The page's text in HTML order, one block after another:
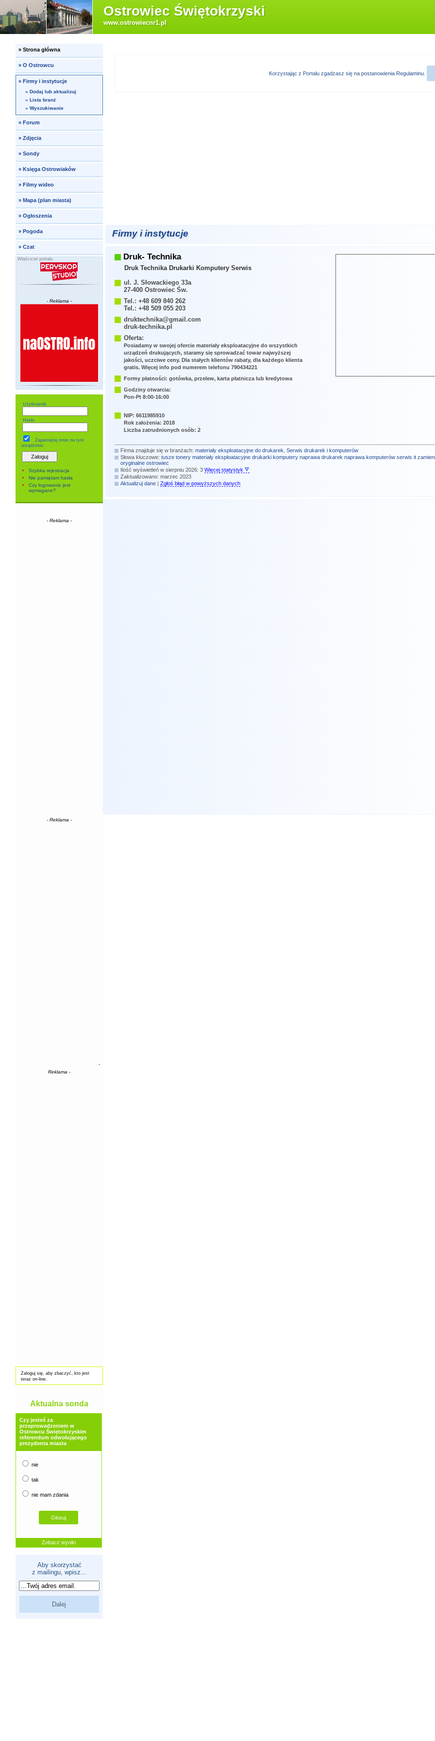
Ostrowiec Świętokrzyski
www.ostrowiecnr1.pl
» Strona główna
» O Ostrowcu
»Firmy i instytucje
» Dodaj lub aktualizuj
» Lista branż
» Wyszukiwanie
» Forum
» Zdjęcia
» Sondy
» Księga Ostrowiaków
» Filmy wideo
» Mapa (plan miasta)
» Ogłoszenia
» Pogoda
» Czat
Właściciel portalu
- Reklama -
Użytkownik
Hasło
Zapamiętaj mniena tym
urządzeniu
Szybka rejestracja
Nie pamiętam hasła
Czy logowanie jest
wymagane?
- Reklama -
- Reklama -
-
Reklama -
Zaloguj się, aby zbaczyć, kto jest
teraz on-line.
Aktualna sonda
Czy jesteś za
przeprowadzeniem w
Ostrowcu Świętokrzyskim
referendum odwołującego
prezydenta miasta
nie
tak
nie mam zdania
Zobacz wyniki
Aby skorzystać
z mailingu, wpisz...
Korzystając z Portalu zgadzasz się na postanowienia Regulaminu
Firmy i instytucje
Druk- Technika
Druk Technika Drukarki Komputery Serwis
ul. J. Słowackiego 33a
27-400 Ostrowiec Św.
Tel.: +48 609 840 262
Tel.: +48 509 055 203
druktechnika@gmail.com
druk-technika.pl
Oferta:
Posiadamy w swojej ofercie materiały eksploatacyjne do wszystkich
urządzeń drukujących, staramy się sprowadzać towar najwyższej
jakości, uczciwe ceny. Dla stałych klientów rabaty, dla każdego klienta
gratis. Więcej info pod numerem telefonu 790434221
Formy płatności: gotówka, przelew, karta płatnicza lub kredytowa
Godziny otwarcia:
Pon-Pt 8:00-16:00
NIP: 6611985910
Rok założenia: 2018
Liczba zatrudnionych osób: 2
Firma znajduje się w branżach: materiały eksploatacyjne do drukarek Serwis drukarek i komputerów
Słowa kluczowe: tusze tonery materiały eksploatacyjne drukarki komputery naprawa drukarek naprawa komputerów serwis it
oryginalne ostrowiec
Ilość wyświetleń w sierpniu 2026: 3 Więcej statystyk
Zaktualizowano: marzec 2023
Aktualizuj dane| Zgłoś błąd w powyższych danych